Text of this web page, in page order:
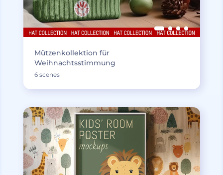
Mützenkollektion für
Weihnachtsstimmung
6 scenes